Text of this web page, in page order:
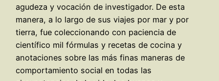
agudeza y vocación de investigador. De esta
manera, a lo largo de sus viajes por mar y por
tierra, fue coleccionando con paciencia de
científico mil fórmulas y recetas de cocina y
anotaciones sobre las más finas maneras de
comportamiento social en todas las